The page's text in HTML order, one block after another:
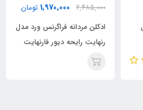
ورد مدل
520,000
515,000 تومان
ادکلن 25 میل مردانه اسمارت
کالکشن کد 02 رایحه دیور